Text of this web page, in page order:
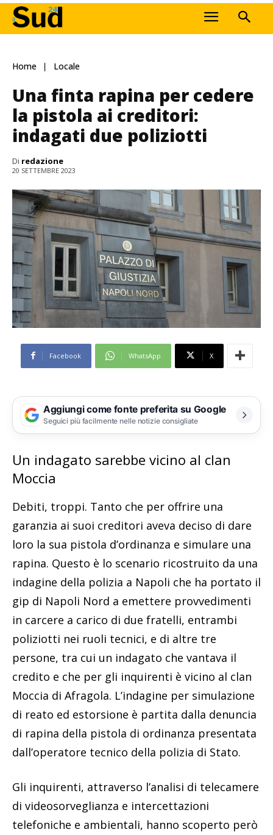
Home Locale
Una finta rapina per cedere
la pistola ai creditori:
indagati due poliziotti
Di redazione
20 SETTEMBRE 2023
Facebook WhatsApp X
Aggiungi come fonte preferita su Google
Seguici più facilmente nelle notizie consigliate
Un indagato sarebbe vicino al clan
Moccia
Debiti, troppi. Tanto che per offrire una
garanzia ai suoi creditori aveva deciso di dare
loro la sua pistola d’ordinanza e simulare una
rapina. Questo è lo scenario ricostruito da una
indagine della polizia a Napoli che ha portato il
gip di Napoli Nord a emettere provvedimenti
in carcere a carico di due fratelli, entrambi
poliziotti nei ruoli tecnici, e di altre tre
persone, tra cui un indagato che vantava il
credito e che per gli inquirenti è vicino al clan
Moccia di Afragola. L’indagine per simulazione
di reato ed estorsione è partita dalla denuncia
di rapina della pistola di ordinanza presentata
dall’operatore tecnico della polizia di Stato.
Gli inquirenti, attraverso l’analisi di telecamere
di videosorveglianza e intercettazioni
telefoniche e ambientali, hanno scoperto però